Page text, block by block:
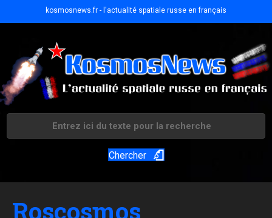
kosmosnews.fr - l'actualité spatiale russe en français
Chercher
Roscosmos